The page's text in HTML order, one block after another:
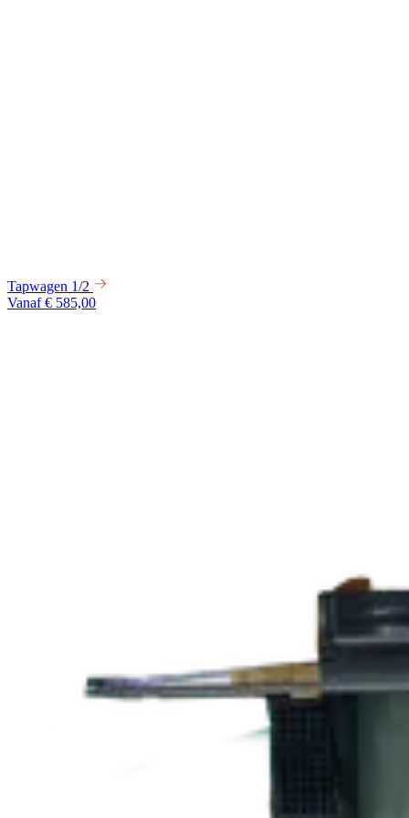
Tapwagen 1/2
Vanaf € 585,00